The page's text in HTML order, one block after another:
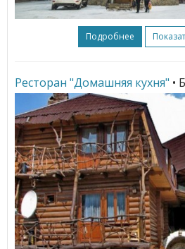
Подробнее
Ресторан "Домашняя кухня" •